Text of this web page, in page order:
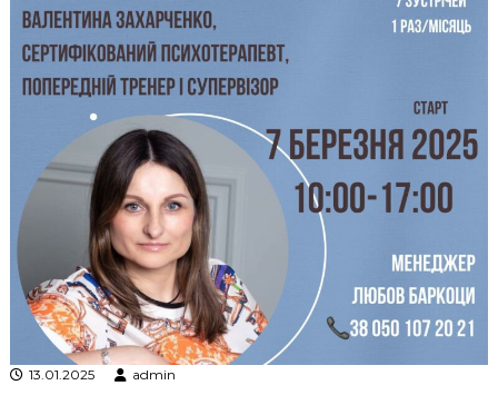
к
і
й
н
о
г
о
а
н
а
л
і
з
у
13.01.2025 admin